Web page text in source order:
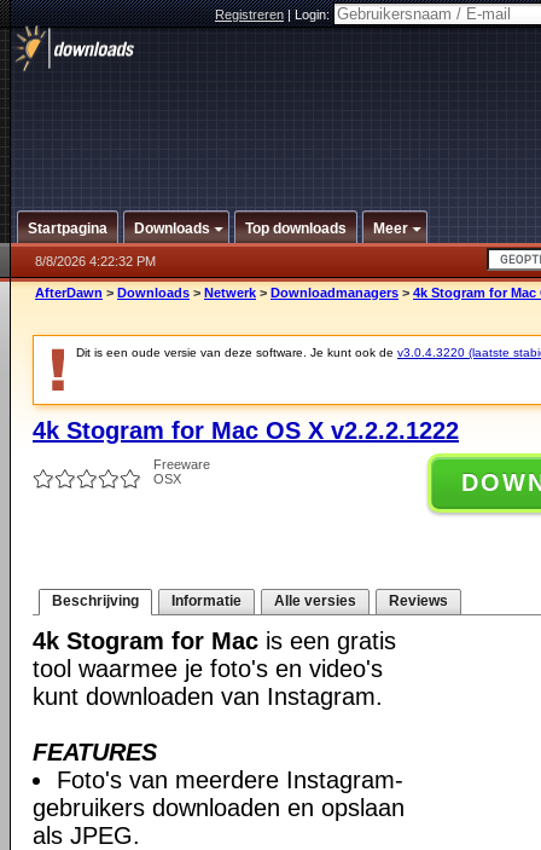
Registreren|Login:
Startpagina Downloads Top downloads Meer
8/8/2026 4:22:32 PM
AfterDawn > Downloads > Netwerk > Downloadmanagers > 4k Stogram for Mac
Dit is een oude versie van deze software. Je kunt ook de v3.0.4.3220 (laatste
4k Stogram for Mac OS X v2.2.2.1222
Freeware
OSX
Beschrijving Informatie Alle versies Reviews
4k Stogram for Mac is een gratis
tool waarmee je foto's en video's
kunt downloaden van Instagram.
FEATURES
Foto's van meerdere Instagram-
gebruikers downloaden en opslaan
als JPEG.